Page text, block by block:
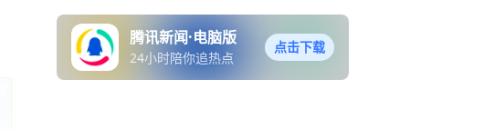
腾讯新闻·电脑版
24小时陪你追热点
点击下载